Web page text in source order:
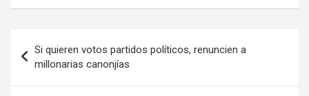
de
entradas
Si quieren votos partidos políticos, renuncien a
millonarias canonjías